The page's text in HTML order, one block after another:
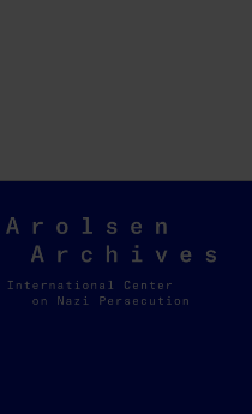
Arolsen
Archives